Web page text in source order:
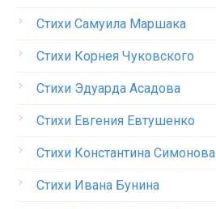
Стихи Самуила Маршака
Стихи Корнея Чуковского
Стихи Эдуарда Асадова
Стихи Евгения Евтушенко
Стихи Константина Симонова
Стихи Ивана Бунина